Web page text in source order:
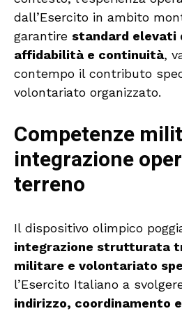
dall’Esercito in ambito
garantire standard elevati
affidabilità e continuità,
contempo il contributo
volontariato organizzato.
Competenze
integrazione
terreno
Il dispositivo olimpico
integrazione strutturata
militare e volontariato
l’Esercito Italiano a
indirizzo, coordinamento